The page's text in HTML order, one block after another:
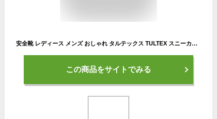
安全靴 レディース メンズ おしゃれ タルテックス TULTEX スニーカータイプ 軽量 AZ-51649 女性サイズ対応 小さいサイズ対応 22.5cm～28.0cm アイトス
この商品をサイトでみる